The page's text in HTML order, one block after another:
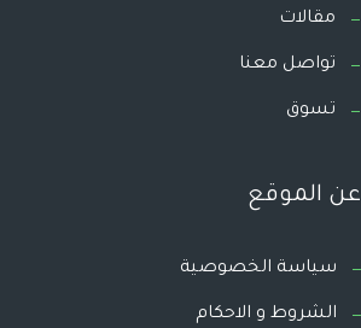
مقالات
تواصل معنا
تسوق
عن الموقع
سياسة الخصوصية
الشروط و الاحكام